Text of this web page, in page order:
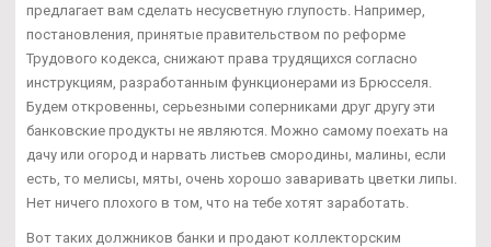
предлагает вам сделать несусветную глупость. Например,
постановления, принятые правительством по реформе
Трудового кодекса, снижают права трудящихся согласно
инструкциям, разработанным функционерами из Брюсселя.
Будем откровенны, серьезными соперниками друг другу эти
банковские продукты не являются. Можно самому поехать на
дачу или огород и нарвать листьев смородины, малины, если
есть, то мелисы, мяты, очень хорошо заваривать цветки липы.
Нет ничего плохого в том, что на тебе хотят заработать.
Вот таких должников банки и продают коллекторским